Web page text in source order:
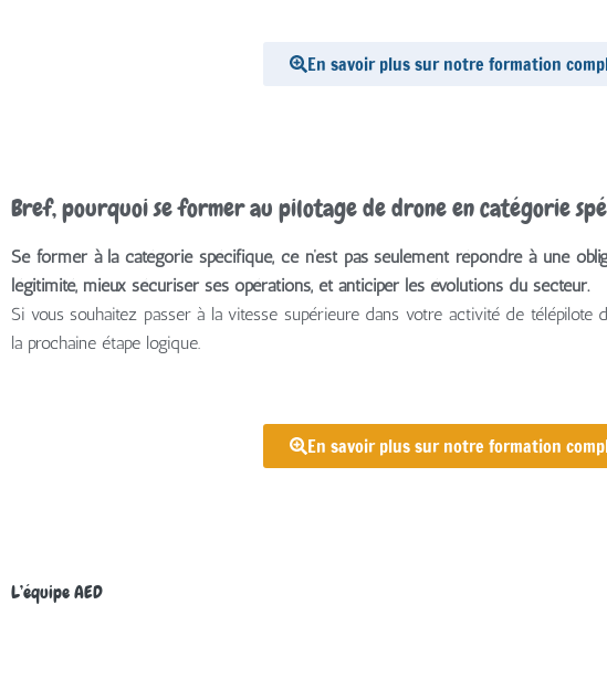
En savoir plus sur notre formation
Bref, pourquoi se former au pilotage de drone en catégorie
Se former à la catégorie spécifique, ce n’est pas seulement répondre à une
légitimité, mieux sécuriser ses opérations, et anticiper les évolutions du secteur.
Si vous souhaitez passer à la vitesse supérieure dans votre activité de télépilote
la prochaine étape logique.
En savoir plus sur notre formation
L’équipe AED